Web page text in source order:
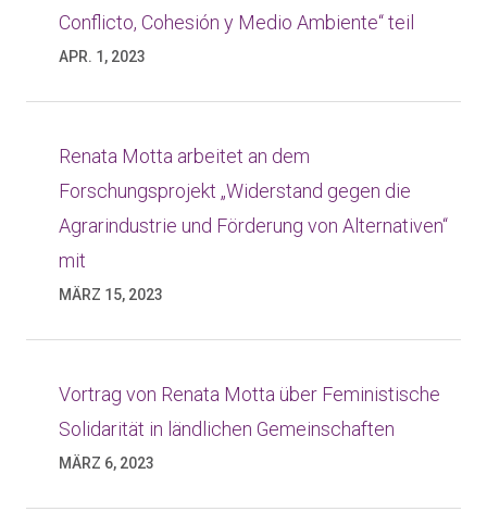
Conflicto, Cohesión y Medio Ambiente“ teil
APR. 1, 2023
Renata Motta arbeitet an dem
Forschungsprojekt „Widerstand gegen die
Agrarindustrie und Förderung von Alternativen“
mit
MÄRZ 15, 2023
Vortrag von Renata Motta über Feministische
Solidarität in ländlichen Gemeinschaften
MÄRZ 6, 2023